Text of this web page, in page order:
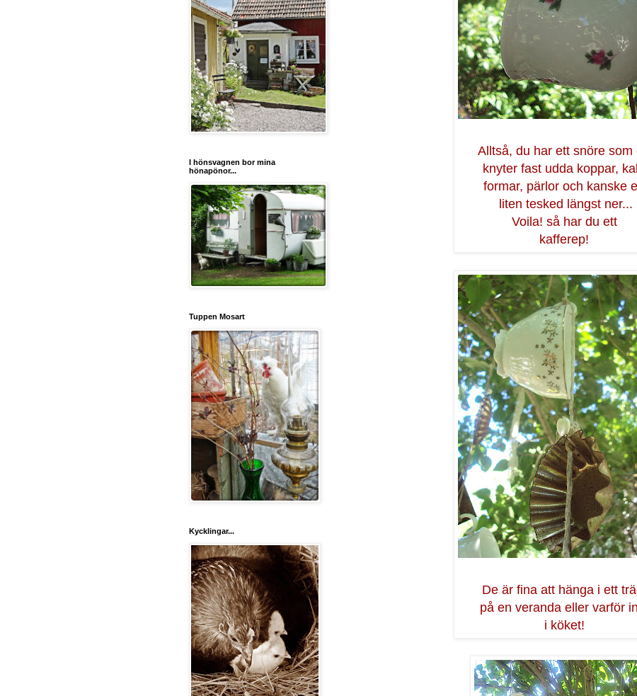
Alltså, du har ett snöre som
knyter fast udda koppar,
formar, pärlor och kanske
liten tesked längst ner...
Voila! så har du ett
kafferep!
De är fina att hänga i ett
på en veranda eller varför
i köket!
I hönsvagnen bor mina
hönapönor...
Tuppen Mosart
Kycklingar...